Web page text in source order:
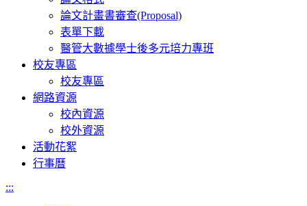
論文計畫書審查(Proposal)
表單下載
醫管大數據學士後多元培力專班
校友專區
校友專區
網路資源
校內資源
校外資源
活動花絮
行事曆
:::